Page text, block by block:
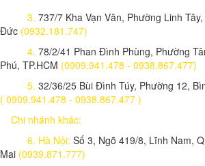
3. 737/7 Kha Vạn Vân, Phường Linh
Đức (0932.181.747)
4. 78/2/41 Phan Đình Phùng, Phường
Phú, TP.HCM (0909.941.478 - 0938.867.477)
5. 32/36/25 Bùi Đình Túy, Phường 12,
( 0909.941.478 - 0938.867.477 )
Chi nhánh khác:
6. Hà Nội: Số 3, Ngõ 419/8, Lĩnh Nam,
Mai (0939.871.777)